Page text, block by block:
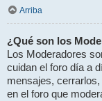
Arriba
¿Qué son los
Los Moderadores
cuidan el foro día a
mensajes,
en el foro que